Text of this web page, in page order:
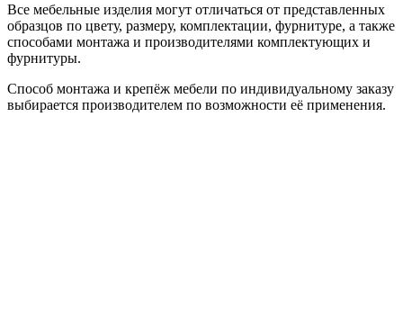
Все мебельные изделия могут отличаться от представленных
образцов по цвету, размеру, комплектации, фурнитуре, а также
способами монтажа и производителями комплектующих и
фурнитуры.
Способ монтажа и крепёж мебели по индивидуальному заказу
выбирается производителем по возможности её применения.